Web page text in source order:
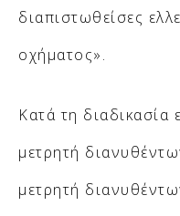
διαπιστωθείσες
οχήματος».
Κατά τη διαδικασία
μετρητή
μετρητή